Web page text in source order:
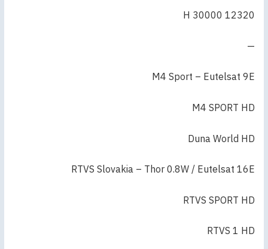
12320 H 30000
—
M4 Sport – Eutelsat 9E
M4 SPORT HD
Duna World HD
RTVS Slovakia – Thor 0.8W / Eutelsat 16E
RTVS SPORT HD
RTVS 1 HD